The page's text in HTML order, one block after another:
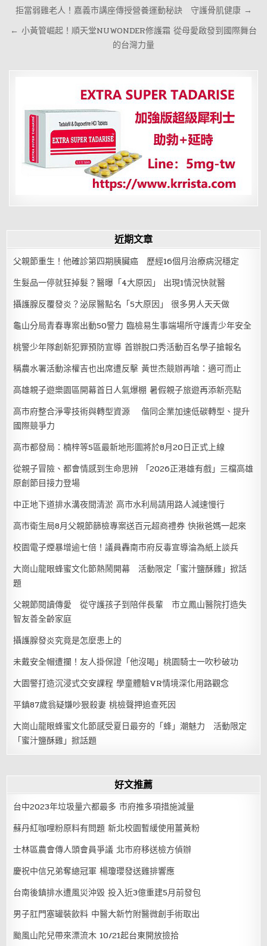
文
章
拒當弱雞老人！嘉義市講座傳授營養運動秘訣 守護骨肌健康 →
← 小黃管崛起！順天堂NUWONDER修護霜 從母愛啟發到國際舞台
的台灣力量
近期文章
父親節重生！他確診第四期胰臟癌 歷經16個月治療病況穩定
生髮品一停就狂掉髮？醫曝「4大原因」 出現1情況快就醫
攝護腺反覆發炎？泌尿醫點名「5大原因」 很多男人天天做
龜山分局青春專案出動50警力 臨檢易生事端場所守護青少年安全
桃警少年隊創新犯罪預防宣導 首辦脫口秀活動百名學子搶報名
稱農水署活動涂權吉也出席遭反擊 黃世杰競辦再嗆：適可而止
高雄親子遊樂園區開幕首日人氣爆棚 暑假親子旅遊再添新亮點
高市府整合淨零技術與轉型資源 偕同企業加速低碳轉型、提升
國際競爭力
高市都發局：楠梓等5區最新地形圖將於8月20日正式上線
從親子冒險、都會情感到生命思辨 「2026正港雄有戲」三檔高雄
原創節目接力登場
中正地下道排水溝夜間清淤 高市水利局請用路人減速慢行
高市衛生局8月父親節篩檢專案送百元超商禮券 快揪爸媽一起來
校園電子煙暴增逾七倍！議員轟南市府反毒宣導淪為紙上談兵
大崗山龍眼蜂蜜文化節熱鬧開幕 活動限定「蜜汁鹽酥雞」掀話
題
父親節閱讀傳愛 從守護孩子到陪伴長輩 市立鳳山醫院打造失
智友善全齡家庭
攝護腺發炎究竟是怎麼患上的
未戴安全帽遭攔！友人掛保證「他沒喝」桃園騎士一吹秒破功
大園警打造沉浸式交安課程 學童體驗VR情境深化用路觀念
平鎮87歲翁疑嫌吵狠殺妻 桃檢聲押追查死因
大崗山龍眼蜂蜜文化節感受夏日最夯的「蜂」潮魅力 活動限定
「蜜汁鹽酥雞」掀話題
好文推薦
台中2023年垃圾量六都最多 市府推多項措施減量
蘇丹紅咖哩粉原料有問題 新北校園暫緩使用薑黃粉
士林區農會傳人頭會員爭議 北市府移送檢方偵辦
慶祝中信兄弟奪總冠軍 楊瓊瓔發送雞排響應
台南後鎮排水遭風災沖毀 投入近3億重建5月前發包
男子肛門塞罐裝飲料 中醫大新竹附醫微創手術取出
颱風山陀兒帶來漂流木 10/21起台東開放撿拾